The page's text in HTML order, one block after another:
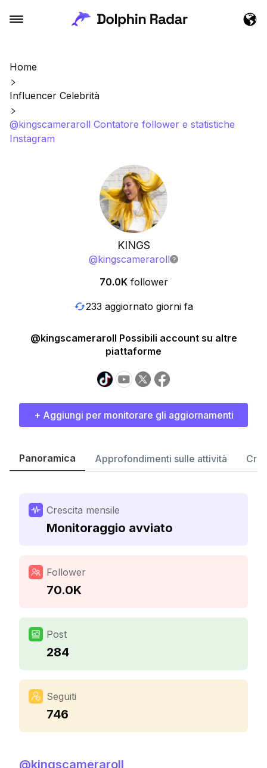
Home
Influencer Celebrità
@kingscameraroll Contatore follower e statistiche
Instagram
KINGS
@kingscameraroll
70.0K follower
233 aggiornato giorni fa
@kingscameraroll Possibili account su altre
piattaforme
+ Aggiungi per monitorare gli aggiornamenti
Panoramica Approfondimenti sulle attività
Crescita mensile
Monitoraggio avviato
Follower
70.0K
Post
284
Seguiti
746
@kingscameraroll